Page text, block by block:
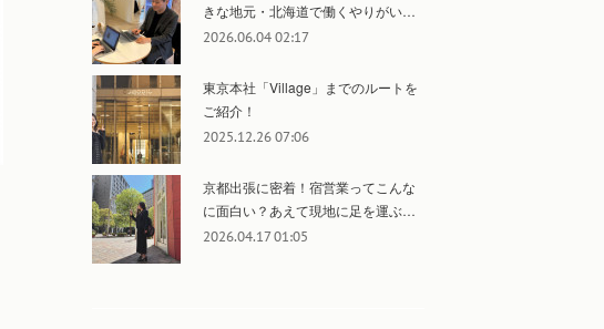
きな地元・北海道で働くやりがい…
2026.06.04 02:17
東京本社「Village」までのルートを
ご紹介！
2025.12.26 07:06
京都出張に密着！宿営業ってこんな
に面白い？あえて現地に足を運ぶ…
2026.04.17 01:05